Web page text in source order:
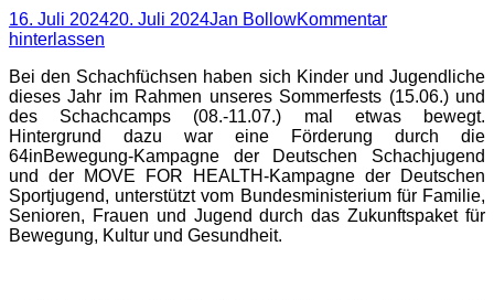
Posted
on
16. Juli 202420. Juli 2024Autor
Jan BollowKommentar
hinterlassen
Bei den Schachfüchsen haben sich Kinder und Jugendliche
dieses Jahr im Rahmen unseres Sommerfests (15.06.) und
des Schachcamps (08.-11.07.) mal etwas bewegt.
Hintergrund dazu war eine Förderung durch die
64inBewegung-Kampagne der Deutschen Schachjugend
und der MOVE FOR HEALTH-Kampagne der Deutschen
Sportjugend, unterstützt vom Bundesministerium für Familie,
Senioren, Frauen und Jugend durch das Zukunftspaket für
Bewegung, Kultur und Gesundheit.